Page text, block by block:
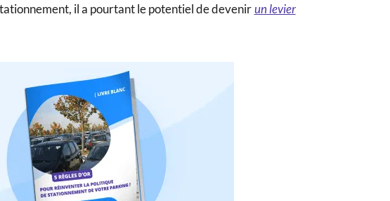
il a pourtant le potentiel de devenirun levier